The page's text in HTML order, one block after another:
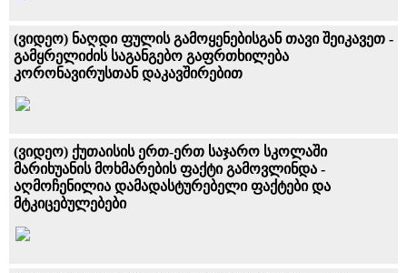
(ვიდეო) ნაღდი ფულის გამოყენებისგან თავი შეიკავეთ -
გამყრელიძის საგანგებო გაფრთხილება
კორონავირუსთან დაკავშირებით
(ვიდეო) ქუთაისის ერთ-ერთ საჯარო სკოლაში
მარიხუანის მოხმარების ფაქტი გამოვლინდა -
აღმოჩენილია დამადასტურებელი ფაქტები და
მტკიცებულებები